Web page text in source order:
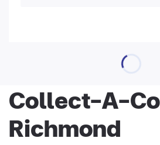
Collect-A-
Richmond